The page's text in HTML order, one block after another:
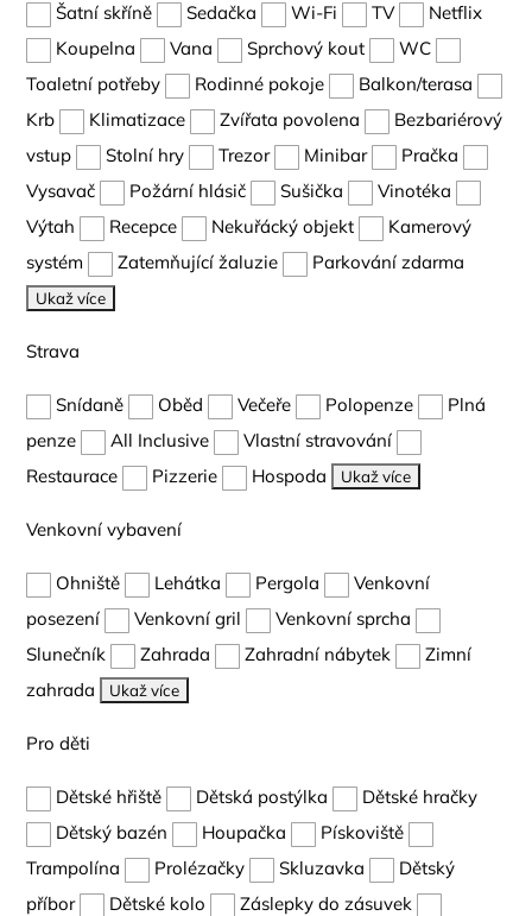
Šatní skříně
Sedačka Wi-Fi TV
Netflix
Koupelna
Vana Sprchový kout
WC
Toaletní potřeby
Rodinné pokoje
Balkon/terasa
Krb
Klimatizace Zvířata povolena
Bezbariérový
vstup
Stolní hry Trezor Minibar
Pračka
Vysavač
Požární hlásič Sušička
Vinotéka
Výtah
Recepce Nekuřácký objekt
Kamerový
systém
Zatemňující žaluzie Parkování zdarma
Ukaž více
Strava
Snídaně Oběd Večeře Polopenze
Plná
penze
All Inclusive
Vlastní stravování
Restaurace
Pizzerie Hospoda Ukaž více
Venkovní vybavení
Ohniště Lehátka Pergola
Venkovní
posezení
Venkovní gril
Venkovní sprcha
Slunečník
Zahrada Zahradní nábytek
Zimní
zahrada
Ukaž více
Pro děti
Dětské hřiště Dětská postýlka
Dětské hračky
Dětský bazén
Houpačka
Pískoviště
Trampolína
Prolézačky Skluzavka
Dětský
příbor
Dětské kolo
Záslepky do zásuvek